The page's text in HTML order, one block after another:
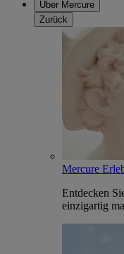
Über Mercure
Zurück
Mercure
Entdecken
einzigartig